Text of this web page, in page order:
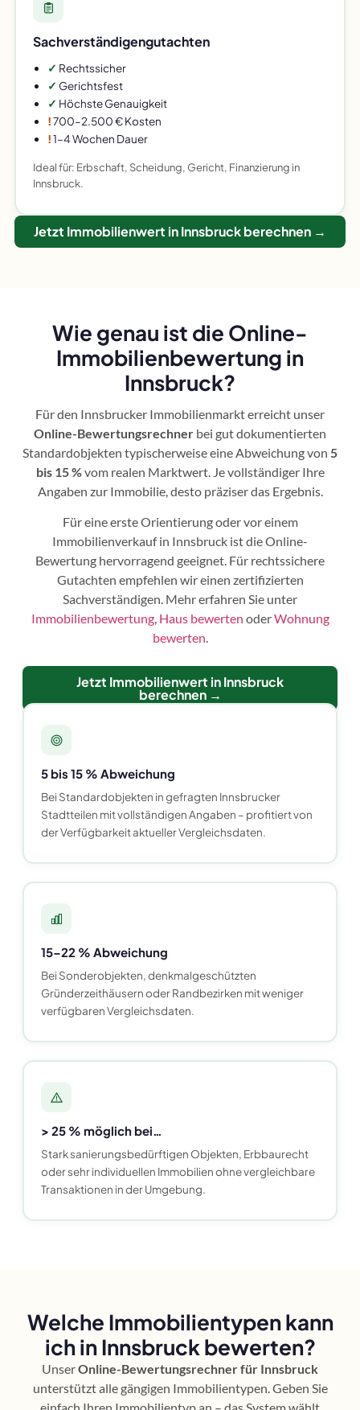
Sachverständigengutachten
✓ Rechtssicher
✓ Gerichtsfest
✓ Höchste Genauigkeit
!700–2.500 € Kosten
!1–4 Wochen Dauer
Ideal für: Erbschaft, Scheidung, Gericht, Finanzierung in
Innsbruck.
Jetzt Immobilienwert in Innsbruck berechnen →
Wie genau ist die Online-
Immobilienbewertung in
Innsbruck?
Für den Innsbrucker Immobilienmarkt erreicht unser
Online-Bewertungsrechner bei gut dokumentierten
Standardobjekten typischerweise eine Abweichung von 5
bis 15 %vom realen Marktwert. Je vollständiger Ihre
Angaben zur Immobilie, desto präziser das Ergebnis.
Für eine erste Orientierung oder vor einem
Immobilienverkauf in Innsbruck ist die Online-
Bewertung hervorragend geeignet. Für rechtssichere
Gutachten empfehlen wir einen zertifizierten
Sachverständigen. Mehr erfahren Sie unter
Immobilienbewertung, Haus bewerten oderWohnung
bewerten.
Jetzt Immobilienwert in Innsbruck
berechnen →
5 bis 15 % Abweichung
Bei Standardobjekten in gefragten Innsbrucker
Stadtteilen mit vollständigen Angaben – profitiert von
der Verfügbarkeit aktueller Vergleichsdaten.
15–22 % Abweichung
Bei Sonderobjekten, denkmalgeschützten
Gründerzeithäusern oder Randbezirken mit weniger
verfügbaren Vergleichsdaten.
> 25 % möglich bei…
Stark sanierungsbedürftigen Objekten, Erbbaurecht
oder sehr individuellen Immobilien ohne vergleichbare
Transaktionen in der Umgebung.
Welche Immobilientypen kann
ich in Innsbruck bewerten?
UnserOnline-Bewertungsrechner für Innsbruck
unterstützt alle gängigen Immobilientypen. Geben Sie